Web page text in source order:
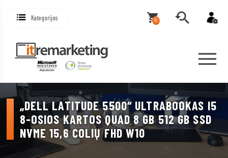
Kategorijos 0
„DELL LATITUDE 5500“ ULTRABOOKAS I5
8-OSIOS KARTOS QUAD 8 GB 512 GB SSD
NVME 15,6 COLIŲ FHD W10